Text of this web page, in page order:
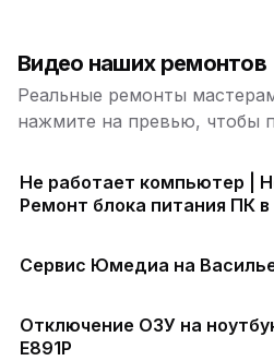
Видео наших ремонтов
Реальные ремонты
нажмите на превью, чтобы
Не работает компьютер |
Ремонт блока питания ПК
Сервис Юмедиа на
Отключение ОЗУ на
E891P